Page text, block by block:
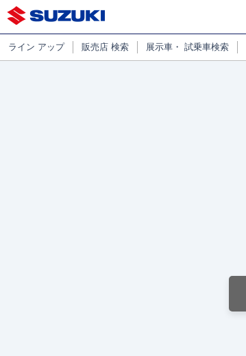
ライン アップ 販売店 検索 展示車・ 試乗車検索